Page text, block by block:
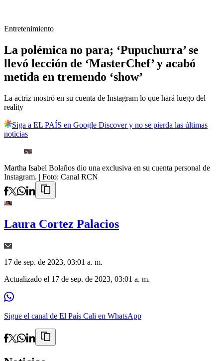
Entretenimiento
La polémica no para; ‘Pupuchurra’ se
llevó lección de ‘MasterChef’ y acabó
metida en tremendo ‘show’
La actriz mostró en su cuenta de Instagram lo que hará luego del
reality
Siga a EL PAÍS en Google Discover y no se pierda las últimas
noticias
Martha Isabel Bolaños dio una exclusiva en su cuenta personal de
Instagram. | Foto: Canal RCN
Laura Cortez Palacios
17 de sep. de 2023, 03:01 a. m.
Actualizado el 17 de sep. de 2023, 03:01 a. m.
Sigue el canal de El País Cali en WhatsApp